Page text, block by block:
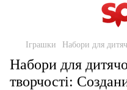
Іграшки Набори для
Набори для
творчості: